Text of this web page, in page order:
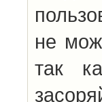
не
так